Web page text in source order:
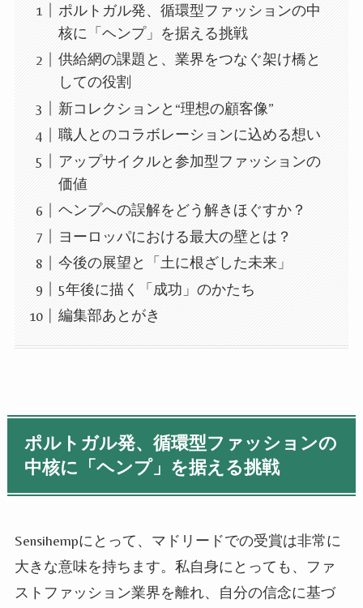
ポルトガル発、循環型ファッションの中
核に「ヘンプ」を据える挑戦
供給網の課題と、業界をつなぐ架け橋と
しての役割
新コレクションと“理想の顧客像”
職人とのコラボレーションに込める想い
アップサイクルと参加型ファッションの
価値
ヘンプへの誤解をどう解きほぐすか？
ヨーロッパにおける最大の壁とは？
今後の展望と「土に根ざした未来」
5年後に描く「成功」のかたち
編集部あとがき
ポルトガル発、循環型ファッションの
中核に「ヘンプ」を据える挑戦
Sensihempにとって、マドリードでの受賞は非常に
大きな意味を持ちます。私自身にとっても、ファ
ストファッション業界を離れ、自分の信念に基づ